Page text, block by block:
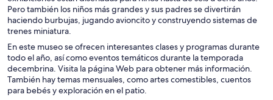
Pero también los niños más grandes y sus padres se divertirán
haciendo burbujas, jugando avioncito y construyendo sistemas de
trenes miniatura.
En este museo se ofrecen interesantes clases y programas durante
todo el año, así como eventos temáticos durante la temporada
decembrina. Visita la página Web para obtener más información.
También hay temas mensuales, como artes comestibles, cuentos
para bebés y exploración en el patio.